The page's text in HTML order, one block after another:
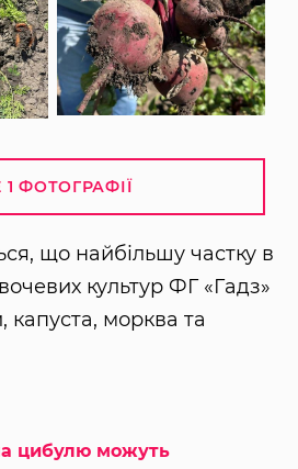
ФОТОГРАФІЇ
що найбільшу частку в
культур ФГ «Гадз»
морква та
цибулю можуть